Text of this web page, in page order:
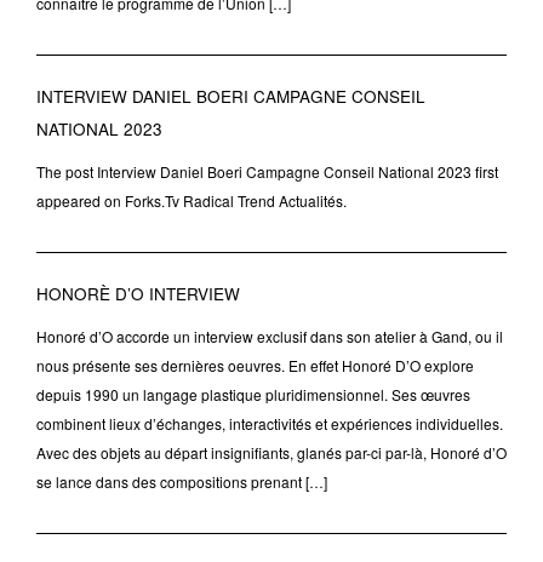
INTERVIEW DANIEL BOERI CAMPAGNE CONSEIL
NATIONAL 2023
The post Interview Daniel Boeri Campagne Conseil National 2023 first
appeared on Forks.Tv Radical Trend Actualités.
HONORÈ D’O INTERVIEW
Honoré d’O accorde un interview exclusif dans son atelier à Gand, ou il
nous présente ses dernières oeuvres. En effet Honoré D’O explore
depuis 1990 un langage plastique pluridimensionnel. Ses œuvres
combinent lieux d’échanges, interactivités et expériences individuelles.
Avec des objets au départ insignifiants, glanés par-ci par-là, Honoré d’O
se lance dans des compositions prenant […]